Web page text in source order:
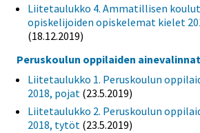
Liitetaulukko 4. Ammatillisen
opiskelijoiden opiskelemat kielet
(18.12.2019)
Peruskoulun oppilaiden ainevalinnat
Liitetaulukko 1. Peruskoulun
2018, pojat (23.5.2019)
Liitetaulukko 2. Peruskoulun
2018, tytöt (23.5.2019)